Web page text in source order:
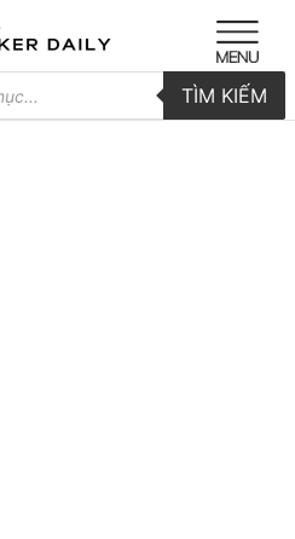
TÌM KIẾM